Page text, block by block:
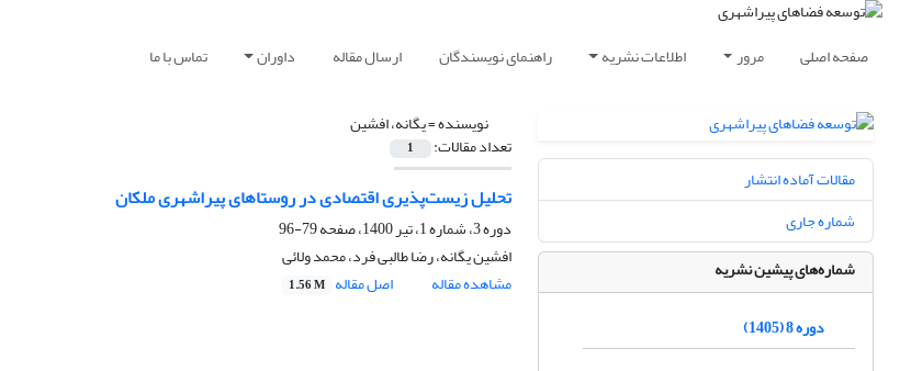
صفحه اصلی مرور اطلاعات نشریه راهنمای نویسندگان ارسال مقاله داوران تماس با ما
نویسنده =یگانه، افشین
تعداد مقالات: 1
تحلیل زیست‌پذیری اقتصادی در روستاهای پیراشهری ملکان
دوره 3، شماره 1، تیر 1400، صفحه
79-96
افشین یگانه، رضا طالبی فرد، محمد ولائی
مشاهده مقاله
اصل مقاله 1.56 M
مقالات آماده انتشار
شماره جاری
شماره‌های پیشین نشریه
دوره 8 (1405)